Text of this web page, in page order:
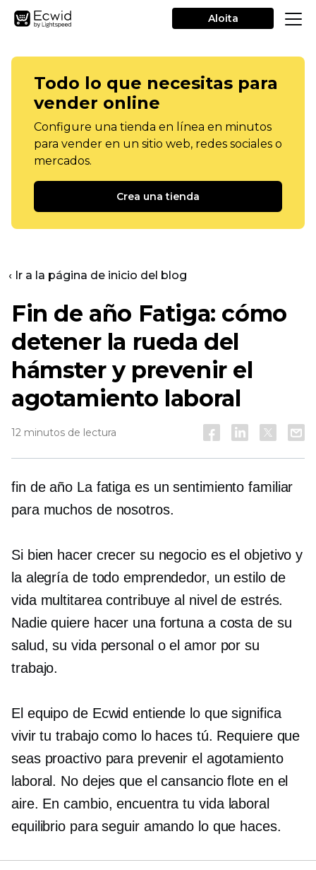
Aloita
Todo lo que necesitas para
vender online
Configure una tienda en línea en minutos
para vender en un sitio web, redes sociales o
mercados.
Crea una tienda
‹ Ir a la página de inicio del blog
Fin de año Fatiga: cómo
detener la rueda del
hámster y prevenir el
agotamiento laboral
12 minutos de lectura
fin de año La fatiga es un sentimiento familiar
para muchos de nosotros.
Si bien hacer crecer su negocio es el objetivo y
la alegría de todo emprendedor, un estilo de
vida multitarea contribuye al nivel de estrés.
Nadie quiere hacer una fortuna a costa de su
salud, su vida personal o el amor por su
trabajo.
El equipo de Ecwid entiende lo que significa
vivir tu trabajo como lo haces tú. Requiere que
seas proactivo para prevenir el agotamiento
laboral. No dejes que el cansancio flote en el
aire. En cambio, encuentra tu vida laboral
equilibrio para seguir amando lo que haces.